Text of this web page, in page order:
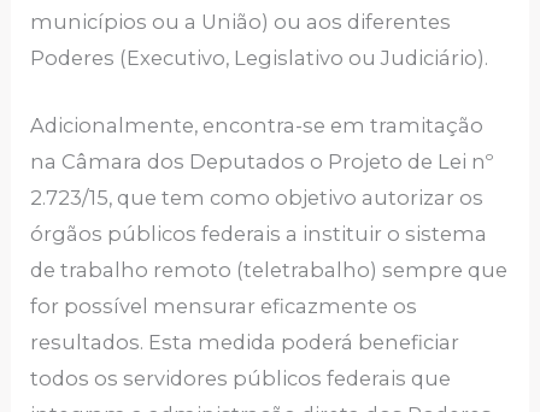
municípios ou a União) ou aos diferentes
Poderes (Executivo, Legislativo ou Judiciário).
Adicionalmente, encontra-se em tramitação
na Câmara dos Deputados o Projeto de Lei nº
2.723/15, que tem como objetivo autorizar os
órgãos públicos federais a instituir o sistema
de trabalho remoto (teletrabalho) sempre que
for possível mensurar eficazmente os
resultados. Esta medida poderá beneficiar
todos os servidores públicos federais que